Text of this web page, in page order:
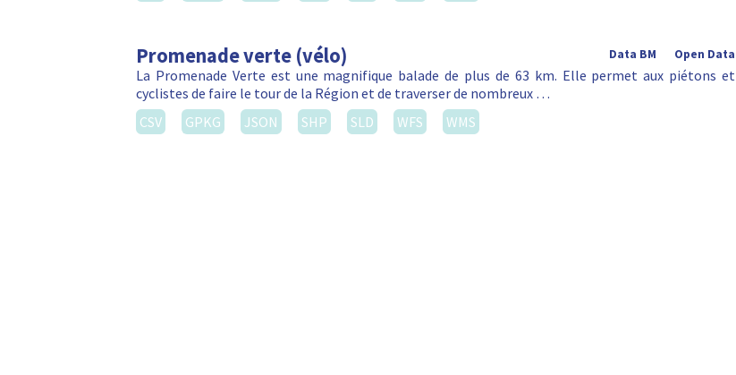
Promenade verte (vélo) Open Data
Data BM
La Promenade Verte est une magnifique balade de plus de 63 km. Elle permet aux piétons et
cyclistes de faire le tour de la Région et de traverser de nombreux …
CSV
GPKG JSON SHP SLD WFS WMS